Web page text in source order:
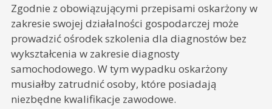
Zgodnie z obowiązującymi przepisami oskarżony w
zakresie swojej działalności gospodarczej może
prowadzić ośrodek szkolenia dla diagnostów bez
wykształcenia w zakresie diagnosty
samochodowego. W tym wypadku oskarżony
musiałby zatrudnić osoby, które posiadają
niezbędne kwalifikacje zawodowe.